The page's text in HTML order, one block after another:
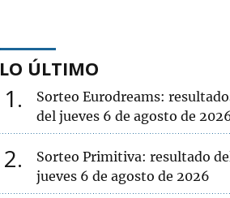
LO ÚLTIMO
1
Sorteo Eurodreams:
del jueves 6 de agosto de
2
Sorteo Primitiva: resultado
jueves 6 de agosto de 2026